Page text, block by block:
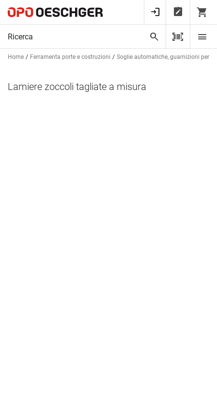
Home Ferramenta porte e costruzioni Soglie automatiche, guarnizioni per
Lamiere zoccoli tagliate a misura